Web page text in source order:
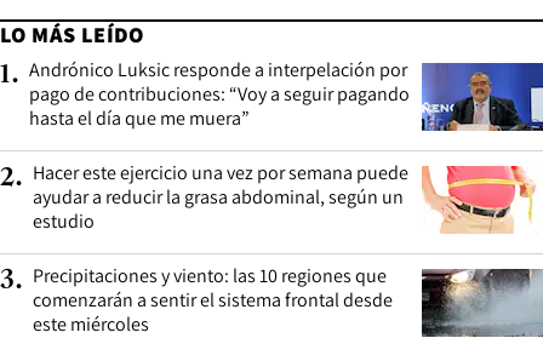
LO MÁS LEÍDO
1. Andrónico Luksic responde a interpelación por
pago de contribuciones: “Voy a seguir pagando
hasta el día que me muera”
2. Hacer este ejercicio una vez por semana puede
ayudar a reducir la grasa abdominal, según un
estudio
3. Precipitaciones y viento: las 10 regiones que
comenzarán a sentir el sistema frontal desde
este miércoles